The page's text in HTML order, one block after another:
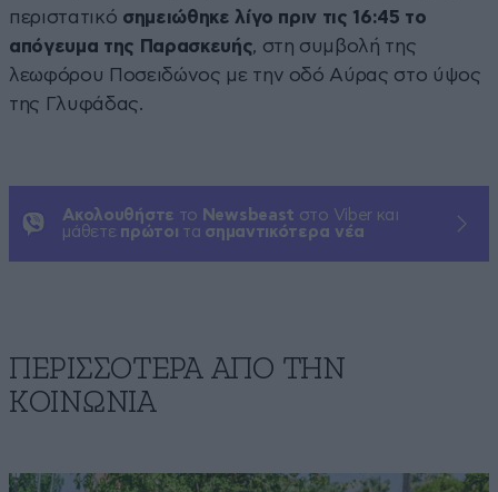
περιστατικό σημειώθηκε λίγο πριν τις 16:45 το
απόγευμα της Παρασκευής, στη συμβολή της
λεωφόρου Ποσειδώνος με την οδό Αύρας στο ύψος
της Γλυφάδας.
Ακολουθήστε το Newsbeast στο Viber και
μάθετε πρώτοι τα σημαντικότερα νέα
ΠΕΡΙΣΣΟΤΕΡΑ ΑΠΟ ΤΗΝ
ΚΟΙΝΩΝΙΑ